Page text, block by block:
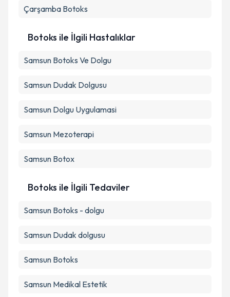
Çarşamba Botoks
Botoks ile İlgili Hastalıklar
Samsun Botoks Ve Dolgu
Samsun Dudak Dolgusu
Samsun Dolgu Uygulamasi
Samsun Mezoterapi
Samsun Botox
Botoks ile İlgili Tedaviler
Samsun Botoks - dolgu
Samsun Dudak dolgusu
Samsun Botoks
Samsun Medikal Estetik